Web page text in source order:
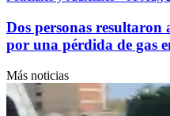
Dos personas resultaron
por una pérdida de gas
Más noticias